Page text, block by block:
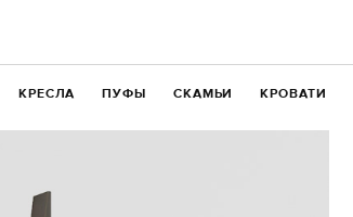
КРЕСЛА ПУФЫ СКАМЬИ КРОВАТИ